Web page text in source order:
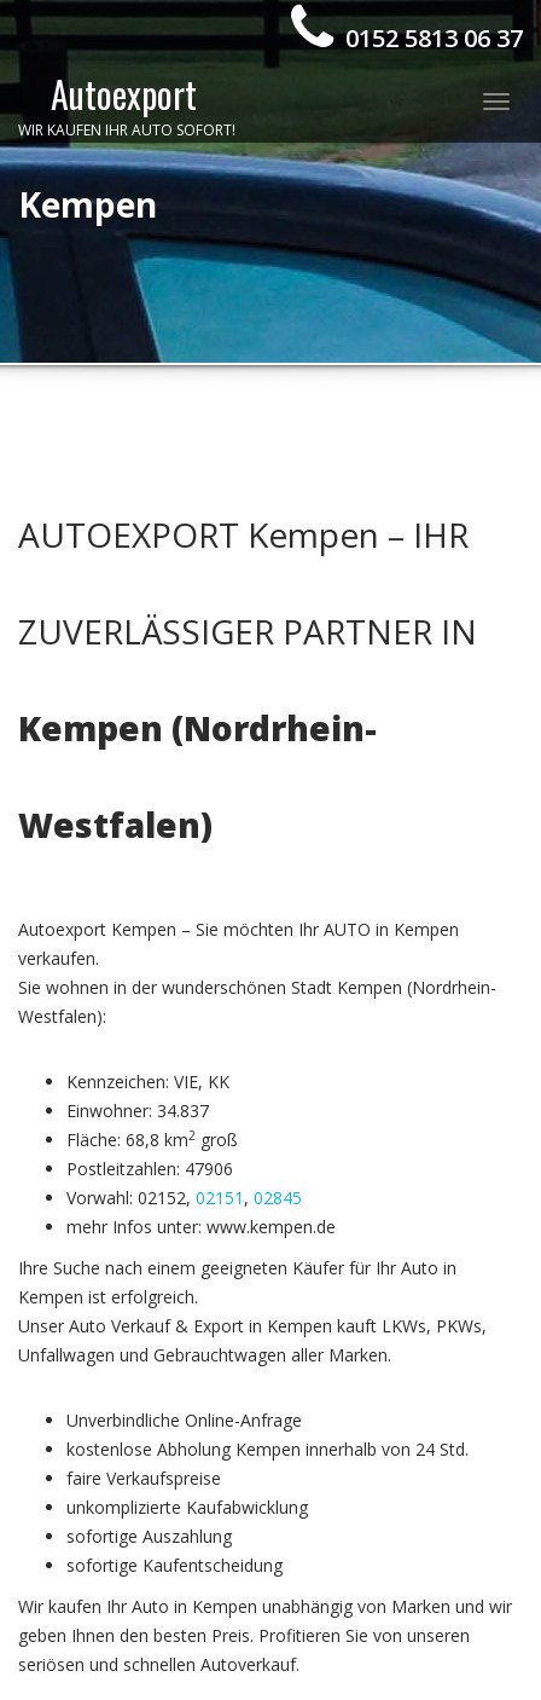
0152 5813 06 37
Autoexport
WIR KAUFEN IHR AUTO SOFORT!
Kempen
AUTOEXPORT Kempen – IHR
ZUVERLÄSSIGER PARTNER IN
Kempen (Nordrhein-
Westfalen)
Autoexport Kempen – Sie möchten Ihr AUTO in Kempen
verkaufen.
Sie wohnen in der wunderschönen Stadt Kempen (Nordrhein-
Westfalen):
Kennzeichen: VIE, KK
Einwohner: 34.837
Fläche: 68,8 km2 groß
Postleitzahlen: 47906
Vorwahl: 02152, 02151 , 02845
mehr Infos unter: www.kempen.de
Ihre Suche nach einem geeigneten Käufer für Ihr Auto in
Kempen ist erfolgreich.
Unser Auto Verkauf & Export in Kempen kauft LKWs, PKWs,
Unfallwagen und Gebrauchtwagen aller Marken.
Unverbindliche Online-Anfrage
kostenlose Abholung Kempen innerhalb von 24 Std.
faire Verkaufspreise
unkomplizierte Kaufabwicklung
sofortige Auszahlung
sofortige Kaufentscheidung
Wir kaufen Ihr Auto in Kempen unabhängig von Marken und wir
geben Ihnen den besten Preis. Profitieren Sie von unseren
seriösen und schnellen Autoverkauf.